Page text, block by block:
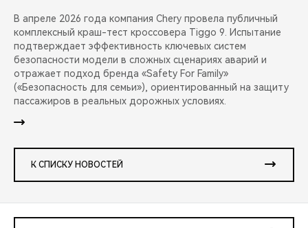
В апреле 2026 года компания Chery провела публичный
комплексный краш-тест кроссовера Tiggo 9. Испытание
подтверждает эффективность ключевых систем
безопасности модели в сложных сценариях аварий и
отражает подход бренда «Safety For Family»
(«Безопасность для семьи»), ориентированный на защиту
пассажиров в реальных дорожных условиях.
К СПИСКУ НОВОСТЕЙ